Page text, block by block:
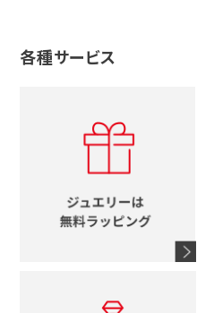
ティファニー
ブルガリ
グッチ
シャネル
コーチ
ブランドアイテムをすべて見る
メンズ時計
時計をすべて見る
グッチ
ルイヴィトン
エルメス
シャネル
十字架
イニシャル
各種サービス